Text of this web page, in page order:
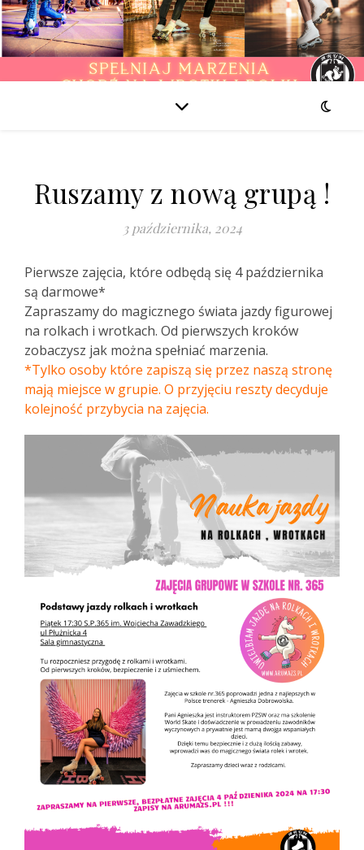
Ruszamy z nową grupą !
3 października, 2024
Pierwsze zajęcia, które odbędą się 4 października
są darmowe*
Zapraszamy do magicznego świata jazdy figurowej
na rolkach i wrotkach. Od pierwszych kroków
zobaczysz jak można spełniać marzenia.
*Tylko osoby które zapiszą się przez naszą stronę
mają miejsce w grupie. O przyjęciu reszty decyduje
kolejność przybycia na zajęcia.